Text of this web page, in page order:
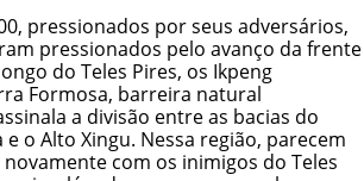
pressionados por seus adversários,
pressionados pelo avanço da frente
do Teles Pires, os Ikpeng
Formosa, barreira natural
a divisão entre as bacias do
e o Alto Xingu. Nessa região, parecem
com os inimigos do Teles